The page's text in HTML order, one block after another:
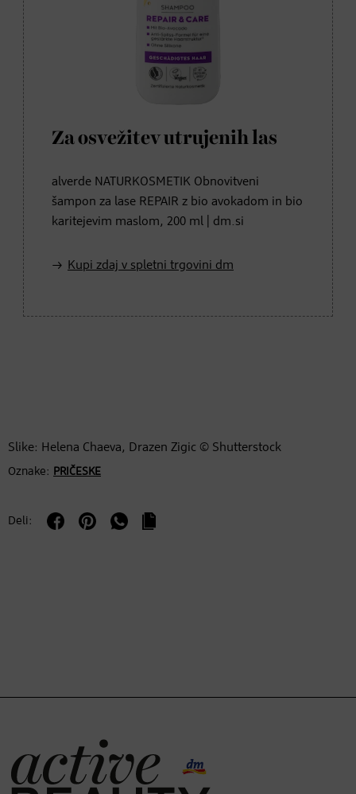
Za osvežitev utrujenih las
alverde NATURKOSMETIK Obnovitveni
šampon za lase REPAIR z bio avokadom in bio
karitejevim maslom, 200 ml | dm.si
Kupi zdaj v spletni trgovini dm
Slike: Helena Chaeva, Drazen Zigic © Shutterstock
Oznake: PRIČESKE
Deli: